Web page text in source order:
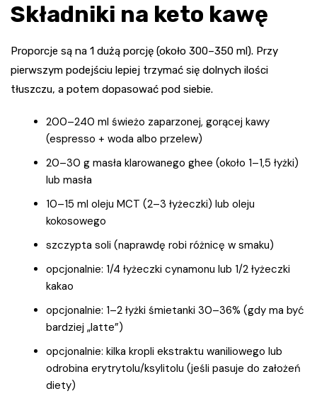
Składniki na keto kawę
Proporcje są na 1 dużą porcję (około 300–350 ml). Przy
pierwszym podejściu lepiej trzymać się dolnych ilości
tłuszczu, a potem dopasować pod siebie.
200–240 ml świeżo zaparzonej, gorącej kawy
(espresso + woda albo przelew)
20–30 g masła klarowanego ghee (około 1–1,5 łyżki)
lub masła
10–15 ml oleju MCT (2–3 łyżeczki) lub oleju
kokosowego
szczypta soli (naprawdę robi różnicę w smaku)
opcjonalnie: 1/4 łyżeczki cynamonu lub 1/2 łyżeczki
kakao
opcjonalnie: 1–2 łyżki śmietanki 30–36% (gdy ma być
bardziej „latte”)
opcjonalnie: kilka kropli ekstraktu waniliowego lub
odrobina erytrytolu/ksylitolu (jeśli pasuje do założeń
diety)